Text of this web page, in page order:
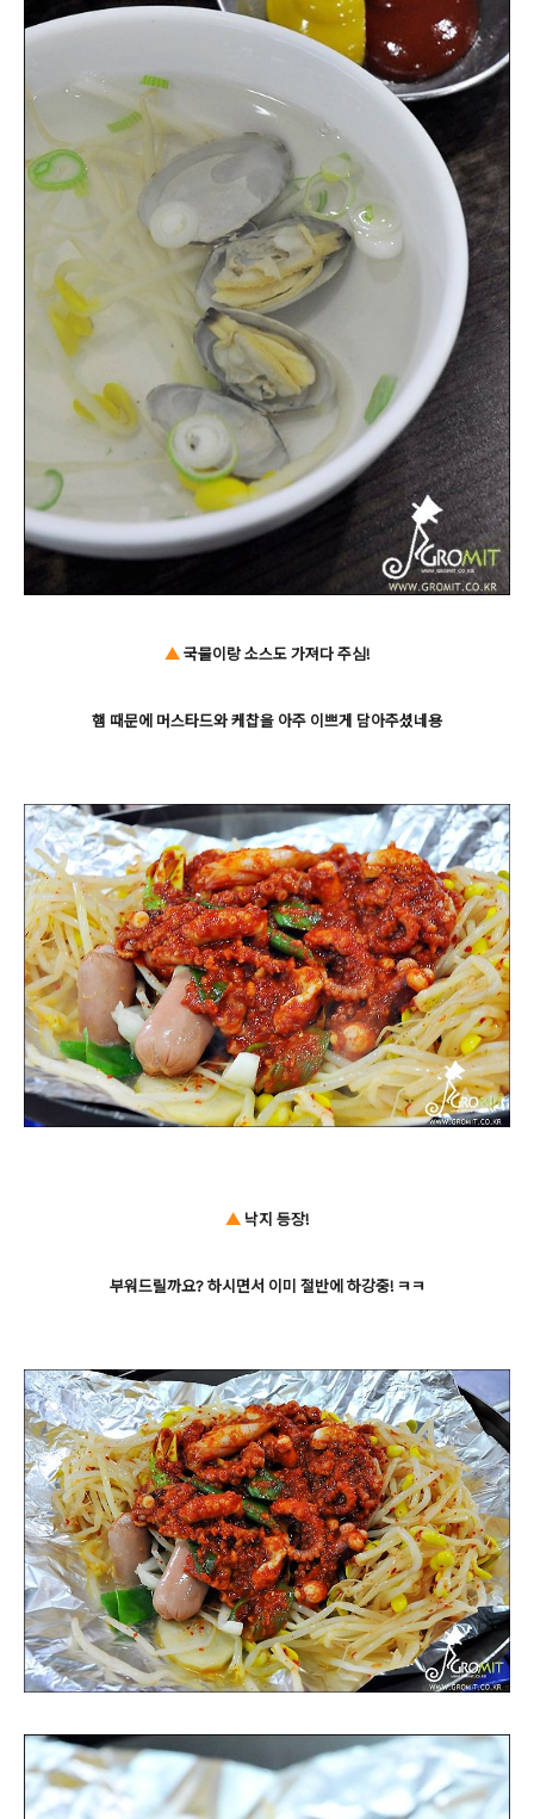
▲국물이랑 소스도 가져다 주심!
햄 때문에 머스타드와 케찹을 아주 이쁘게 담아주셨네용
▲ 낙지 등장!
부워드릴까요? 하시면서 이미 절반에 하강중! ㅋㅋ